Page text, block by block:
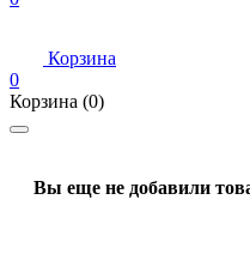
Корзина
0
Корзина (0)
Вы еще не добавили